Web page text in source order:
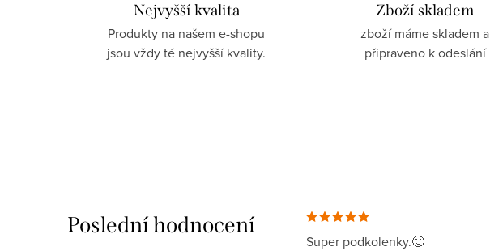
Nejvyšší kvalita
Produkty na našem e-shopu
jsou vždy té nejvyšší kvality.
Zboží skladem
zboží máme skladem a
připraveno k odeslání
Poslední hodnocení
Super podkolenky.🙂